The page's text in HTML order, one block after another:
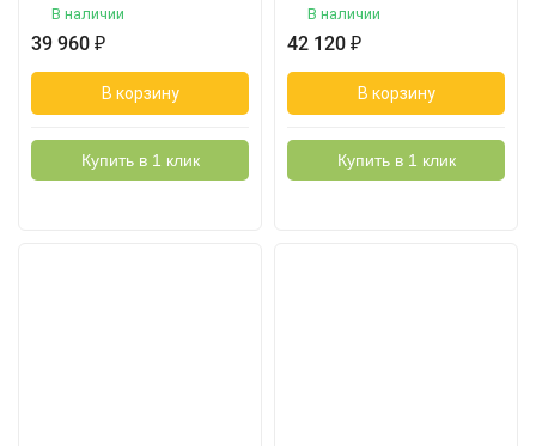
В наличии
39 960 ₽
В корзину
Купить в 1 клик
В наличии
42 120 ₽
В корзину
Купить в 1 клик